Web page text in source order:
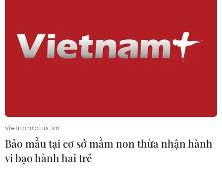
vietnamplus.vn
Bảo mẫu tại cơ sở mầm non thừa nhận hành
vi bạo hành hai trẻ